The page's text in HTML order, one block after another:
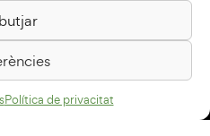
Política de privacitat
1